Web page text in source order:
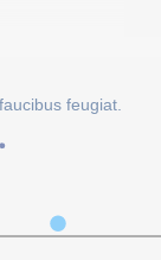
feugiat.